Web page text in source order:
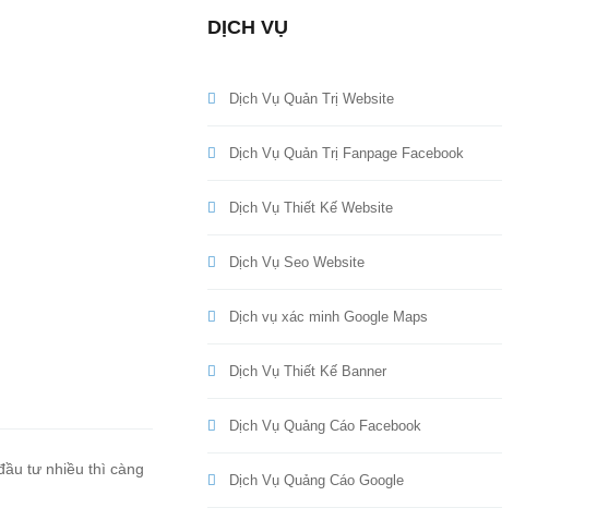
tư nhiều thì càng
DỊCH VỤ
Dịch Vụ Quản Trị Website
Dịch Vụ Quản Trị Fanpage Facebook
Dịch Vụ Thiết Kế Website
Dịch Vụ Seo Website
Dịch vụ xác minh Google Maps
Dịch Vụ Thiết Kế Banner
Dịch Vụ Quảng Cáo Facebook
Dịch Vụ Quảng Cáo Google